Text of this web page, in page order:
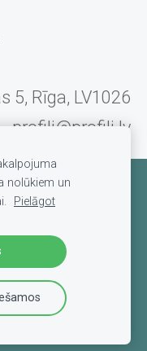
5, Rīga, LV1026
profili@profili.lv
nolūkiem un
Pielāgot